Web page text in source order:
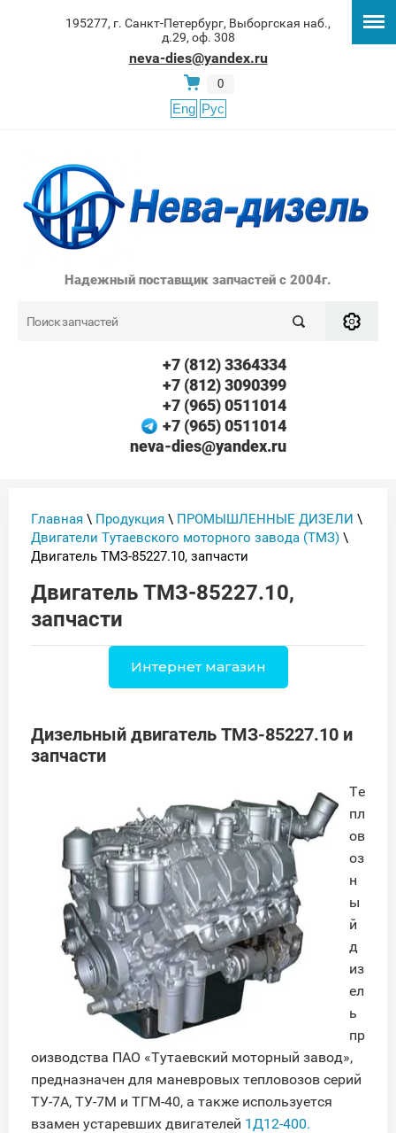
195277, г. Санкт-Петербург, Выборгская наб.,
д.29, оф. 308
neva-dies@yandex.ru
0
Eng Рус
Надежный поставщик запчастей с 2004г.
+7 (812) 3364334
+7 (812) 3090399
+7 (965) 0511014
+7 (965) 0511014
neva-dies@yandex.ru
Главная \ Продукция \ ПРОМЫШЛЕННЫЕ ДИЗЕЛИ \
Двигатели Тутаевского моторного завода (ТМЗ) \
Двигатель ТМЗ-85227.10, запчасти
Двигатель ТМЗ-85227.10,
запчасти
Интернет магазин
Дизельный двигатель ТМЗ-85227.10 и
запчасти
Те
пл
ов
оз
н
ы
й
д
из
ел
ь
пр
оизводства ПАО «Тутаевский моторный завод»,
предназначен для маневровых тепловозов серий
ТУ-7А, ТУ-7М и ТГМ-40, а также используется
взамен устаревших двигателей 1Д12-400.